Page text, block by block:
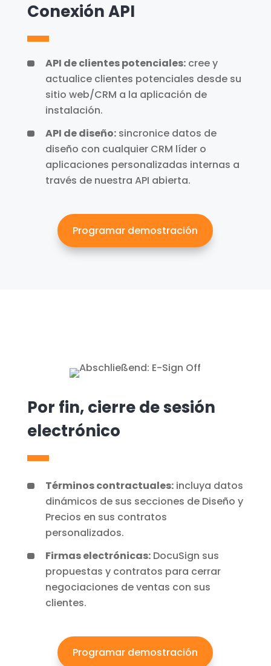
Conexión API
API de clientes potenciales:cree y
actualice clientes potenciales desde su
sitio web/CRM a la aplicación de
instalación.
API de diseño:sincronice datos de
diseño con cualquier CRM líder o
aplicaciones personalizadas internas a
través de nuestra API abierta.
Programar demostración
Por fin, cierre de sesión
electrónico
Términos contractuales:incluya datos
dinámicos de sus secciones de Diseño y
Precios en sus contratos
personalizados.
Firmas electrónicas:DocuSign sus
propuestas y contratos para cerrar
negociaciones de ventas con sus
clientes.
Programar demostración